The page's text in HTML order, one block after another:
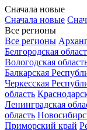
Сначала новые
Сначала новые
Все регионы
Все регионы
Белгородская
Вологодская
Балкарская
Черкесская
область
Ленинградская
область
Приморский край